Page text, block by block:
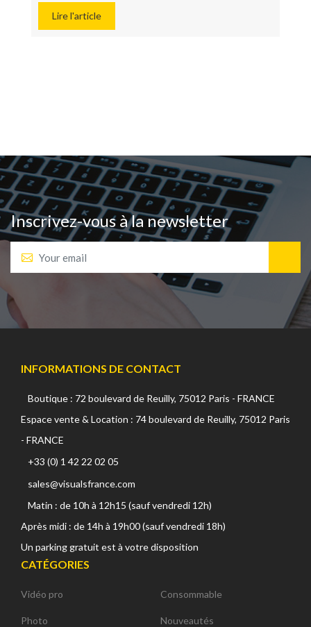
Lire l'article
Inscrivez-vous à la newsletter
INFORMATIONS DE CONTACT
Boutique : 72 boulevard de Reuilly, 75012 Paris - FRANCE
Espace vente & Location : 74 boulevard de Reuilly, 75012 Paris
- FRANCE
+33 (0) 1 42 22 02 05
sales@visualsfrance.com
Matin : de 10h à 12h15 (sauf vendredi 12h)
Après midi : de 14h à 19h00 (sauf vendredi 18h)
Un parking gratuit est à votre disposition
CATÉGORIES
Vidéo pro
Photo
Consommable
Nouveautés